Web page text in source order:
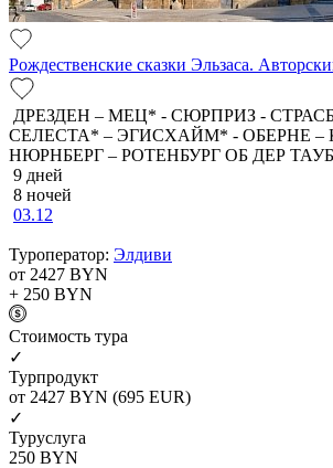
Рождественские сказки Эльзаса.
ДРЕЗДЕН – МЕЦ* - СЮРПРИЗ -
СЕЛЕСТА* – ЭГИСХАЙМ* - ОБЕРНЕ –
НЮРНБЕРГ – РОТЕНБУРГ ОБ ДЕР
9 дней
8 ночей
03.12
Туроператор: Элдиви
от 2427 BYN
+ 250 BYN
Cтоимость тура
✓
Турпродукт
от 2427 BYN (695 EUR)
✓
Туруслуга
250 BYN